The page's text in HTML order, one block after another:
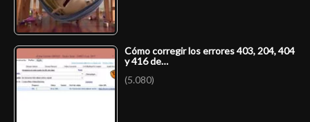
Cómo corregir los errores 403, 204, 404
y 416 de…
(5.080)